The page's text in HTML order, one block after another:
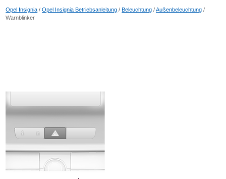
Opel Insignia /Opel Insignia Betriebsanleitung /Beleuchtung /Außenbeleuchtung /
Warnblinker